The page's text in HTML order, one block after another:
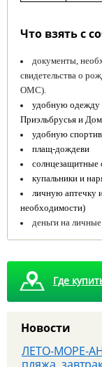
Что взять с
документы,
свидетельства о
ОМС).
удобную одежду
Приэльбрусья и
удобную
плащ-дождеви
солнцезащитные
купальники и
личную аптечку
необходимости)
деньги на
Где
Новости
8 августа -
которую вы
ЛЕТО-МОРЕ-